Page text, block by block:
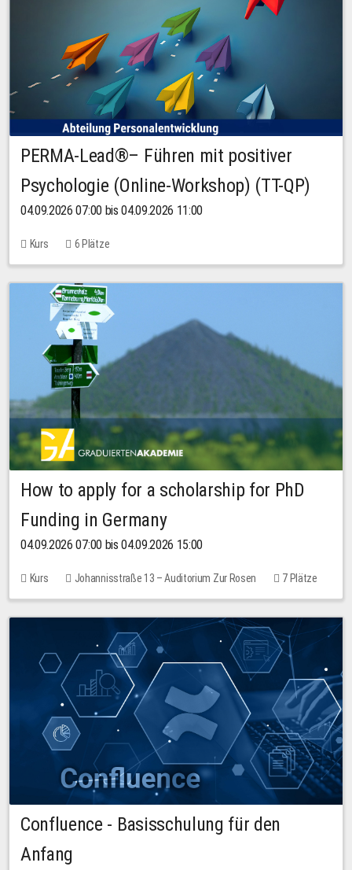
PERMA-Lead®– Führen mit positiver
Psychologie (Online-Workshop) (TT-QP)
04.09.2026 07:00 bis 04.09.2026 11:00
Kurs 6 Plätze
How to apply for a scholarship for PhD
Funding in Germany
04.09.2026 07:00 bis 04.09.2026 15:00
Kurs Johannisstraße 13 – Auditorium Zur Rosen
7 Plätze
10,00 EUR
Confluence - Basisschulung für den
Anfang